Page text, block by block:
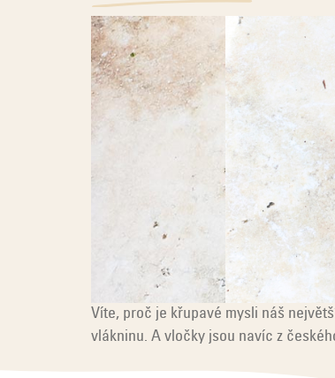
Víte, proč je křupavé mysli náš
vlákninu. A vločky jsou navíc z